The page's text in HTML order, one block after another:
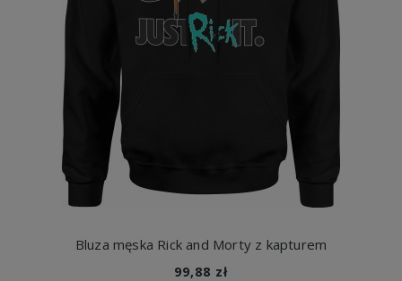
Bluza męska Rick and Morty z kapturem
99,88 zł